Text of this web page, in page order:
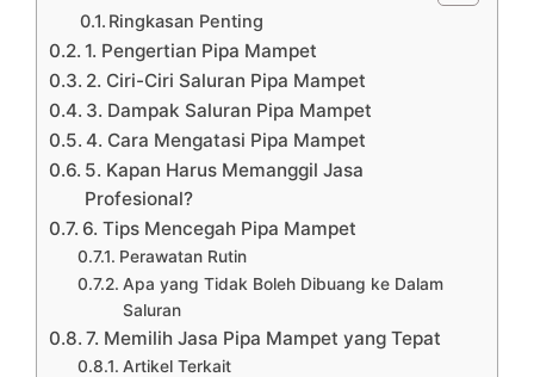
Ringkasan Penting
1. Pengertian Pipa Mampet
2. Ciri-Ciri Saluran Pipa Mampet
3. Dampak Saluran Pipa Mampet
4. Cara Mengatasi Pipa Mampet
5. Kapan Harus Memanggil Jasa
Profesional?
6. Tips Mencegah Pipa Mampet
Perawatan Rutin
Apa yang Tidak Boleh Dibuang ke Dalam
Saluran
7. Memilih Jasa Pipa Mampet yang Tepat
Artikel Terkait